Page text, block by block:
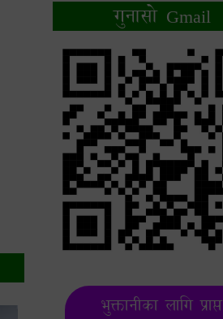
गुनासो Gmail
भुक्तानीका लागि प्राप्त